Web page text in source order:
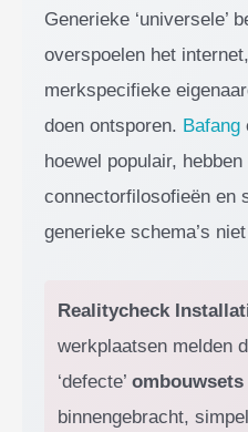
Generieke ‘universele’
overspoelen het
merkspecifieke
doen ontsporen. Bafang
hoewel populair,
connectorfilosofieën en
generieke schema’s
Realitycheck
werkplaatsen melden
‘defecte’ ombouwsets
binnengebracht,